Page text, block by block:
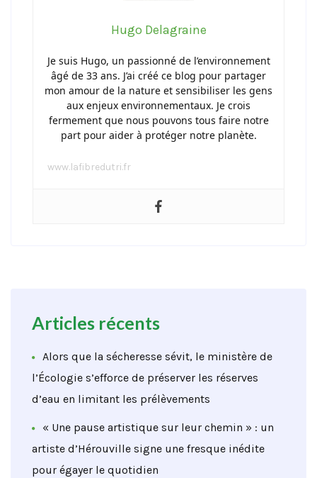
Hugo Delagraine
Je suis Hugo, un passionné de l’environnement
âgé de 33 ans. J’ai créé ce blog pour partager
mon amour de la nature et sensibiliser les gens
aux enjeux environnementaux. Je crois
fermement que nous pouvons tous faire notre
part pour aider à protéger notre planète.
www.lafibredutri.fr
Articles récents
Alors que la sécheresse sévit, le ministère de
l’Écologie s’efforce de préserver les réserves
d’eau en limitant les prélèvements
« Une pause artistique sur leur chemin » : un
artiste d’Hérouville signe une fresque inédite
pour égayer le quotidien